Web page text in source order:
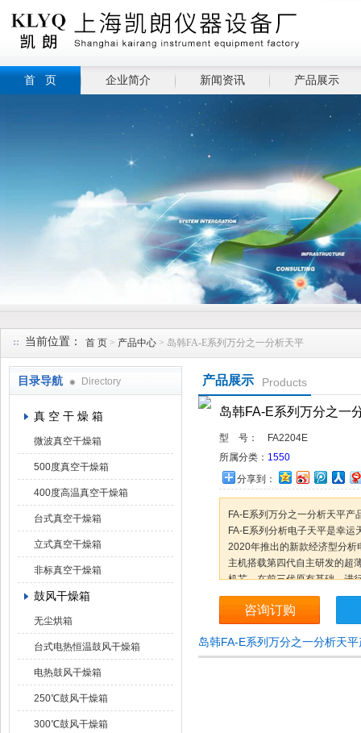
首 页 企业简介 新闻资讯 产品展示
当前位置： 首 页 > 产品中心 > 岛韩FA-E系列万分之一分析天平
目录导航 Directory
真 空 干 燥 箱
微波真空干燥箱
500度真空干燥箱
400度高温真空干燥箱
台式真空干燥箱
立式真空干燥箱
非标真空干燥箱
鼓风干燥箱
无尘烘箱
台式电热恒温鼓风干燥箱
电热鼓风干燥箱
250℃鼓风干燥箱
300℃鼓风干燥箱
产品展示 Products
岛韩FA-E系列万分之一
型 号：
FA2204E
所属分类： 1550
分享到：
FA-E系列万分之一分析天平产
FA-E系列分析电子天平是幸运
2020年推出的新款经济型分析
主机搭载第四代自主研发的超
机芯，在前三代原有基础，进
的改革，突破了原有的厚重笨
小巧灵活，拓宽了杠杆的范围
更高，整体机芯变小，使簧片
变小，运输更安全，
整机尺寸的减小让工作区域有
咨询订购
岛韩FA-E系列万分之一分析天